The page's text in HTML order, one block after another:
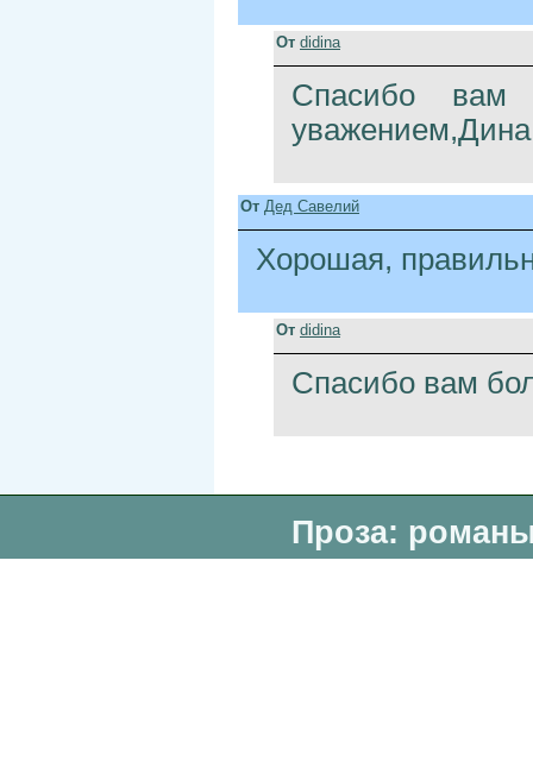
От didina
Спасибо
уважением,Дина
От Дед Савелий
Хорошая,
От didina
Спасибо вам
Проза: